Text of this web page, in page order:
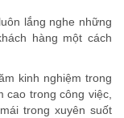
lắng nghe những
hàng một cách
kinh nghiệm trong
cao trong công việc,
trong xuyên suốt